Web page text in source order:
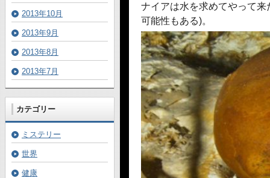
ナイアは水を求めてやって
可能性もある)。
2013年10月
2013年9月
2013年8月
2013年7月
カテゴリー
ミステリー
世界
健康